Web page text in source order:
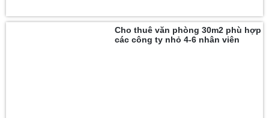
Cho thuê văn phòng 30m2 phù hợp
các công ty nhỏ 4-6 nhân viên